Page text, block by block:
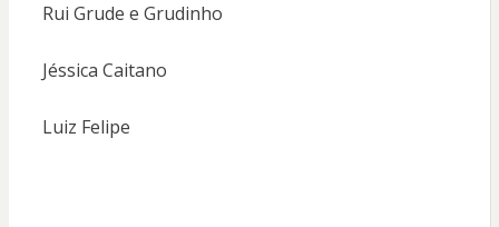
Rui Grude e Grudinho
Jéssica Caitano
Luiz Felipe